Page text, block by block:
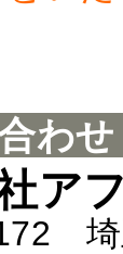
わせ
ア
埼